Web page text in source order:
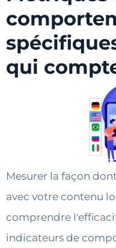
qui
Mesurer la façon
avec votre contenu
comprendre
indicateurs de